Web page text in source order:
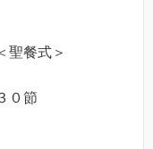
餐式＞
０節